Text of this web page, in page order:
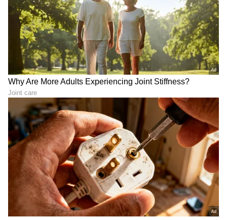
ಮನಸ್ಸಲ್ಲಿ ಅಚ್ಚಾಗಿದೆ!
ಟಾಲಿವುಡ್‌ನಲ್ಲಿ ಒಗ್ಗಟ್ಟು;
ಇಂಟರ್ನೆಟ್‌ಗೆ ಬೆಂಕಿ ಹಚ್ಚಿದ
ರಕುಲ್ ಪ್ರೀತ್ ಸಿಂಗ್ ಮಾತು!
ಸೀಮಂತ ಸಂಭ್ರಮದಲ್ಲಿ ಸಮಂತಾ:
ರಾಜ್ ನಿಡಿಮೋರು ಜೊತೆಗಿನ
ಫೋಟೋಗಳು ಸಖತ್ ವೈರಲ್
'ಮಾಲ್ಗುಡಿ ಡೇಸ್'ಗೆ 40 ವರ್ಷ:
ಕಾಲವನ್ನೇ ಮೀರಿದ ಶಂಕರ್ ನಾಗ್
ಅವರ ಕನಸು ಇಂದಿಗೂ ಜೀವಂತ
LATEST VIDEOS
"ರಾಜಕೀಯ ಬೇಡ, ಸಿನಿಮಾನೇ ಪ್ರಾಣ":
ಕನಕೋತ್ಸವದಲ್ಲಿ ರಿಷಬ್ ಶೆಟ್ಟಿ | Rishab
Shetty speech | Suvarna News